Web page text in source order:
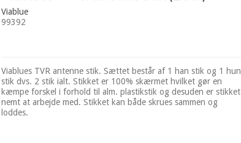
Viablue
99392
Viablues TVR antenne stik. Sættet består af 1 han stik og 1 hun
stik dvs. 2 stik ialt. Stikket er 100% skærmet hvilket gør en
kæmpe forskel i forhold til alm. plastikstik og desuden er stikket
nemt at arbejde med. Stikket kan både skrues sammen og
loddes.